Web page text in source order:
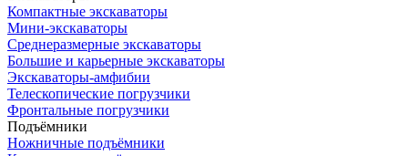
Компактные экскаваторы
Мини-экскаваторы
Среднеразмерные экскаваторы
Большие и карьерные экскаваторы
Экскаваторы-амфибии
Телескопические погрузчики
Фронтальные погрузчики
Подъёмники
Ножничные подъёмники